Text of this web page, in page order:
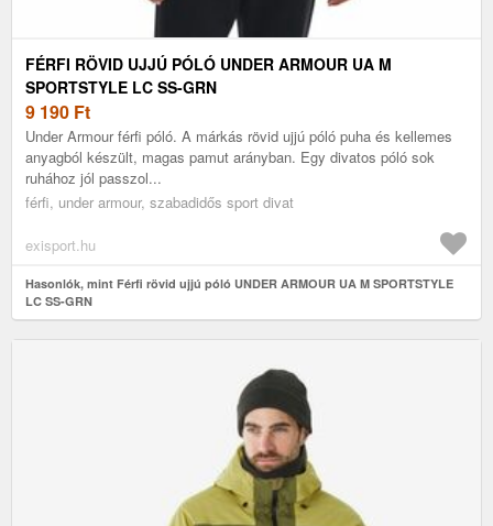
FÉRFI RÖVID UJJÚ PÓLÓ UNDER ARMOUR UA M
SPORTSTYLE LC SS-GRN
9 190 Ft
Under Armour férfi póló. A márkás rövid ujjú póló puha és kellemes
anyagból készült, magas pamut arányban. Egy divatos póló sok
ruhához jól passzol...
férfi, under armour, szabadidős sport divat
exisport.hu
Hasonlók, mint Férfi rövid ujjú póló UNDER ARMOUR UA M SPORTSTYLE
LC SS-GRN